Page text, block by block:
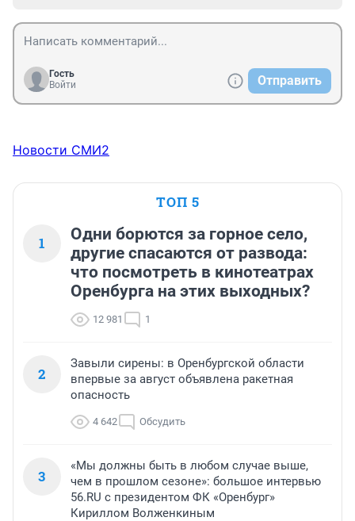
Гость
Войти
Отправить
Новости СМИ2
ТОП 5
1
Одни борются за горное село,
другие спасаются от развода:
что посмотреть в кинотеатрах
Оренбурга на этих выходных?
12 981 1
2
Завыли сирены: в Оренбургской области
впервые за август объявлена ракетная
опасность
4 642 Обсудить
3
«Мы должны быть в любом случае выше,
чем в прошлом сезоне»: большое интервью
56.RU с президентом ФК «Оренбург»
Кириллом Волженкиным